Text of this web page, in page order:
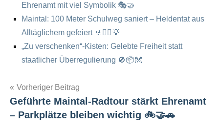
Ehrenamt mit viel Symbolik 🎭🤝
Maintal: 100 Meter Schulweg saniert – Heldentat aus
Alltäglichem gefeiert 🚸🚶‍♂️💡
„Zu verschenken“-Kisten: Gelebte Freiheit statt
staatlicher Überregulierung 🚫📦👐
Post
navigation
Vorheriger Beitrag
Geführte Maintal-Radtour stärkt Ehrenamt
– Parkplätze bleiben wichtig 🚲🤝🚗